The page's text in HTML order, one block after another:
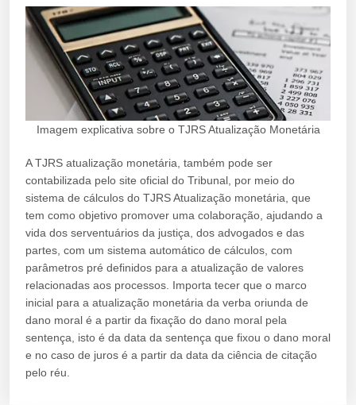
Imagem explicativa sobre o TJRS Atualização Monetária
A TJRS atualização monetária, também pode ser
contabilizada pelo site oficial do Tribunal, por meio do
sistema de cálculos do TJRS Atualização monetária, que
tem como objetivo promover uma colaboração, ajudando a
vida dos serventuários da justiça, dos advogados e das
partes, com um sistema automático de cálculos, com
parâmetros pré definidos para a atualização de valores
relacionadas aos processos. Importa tecer que o marco
inicial para a atualização monetária da verba oriunda de
dano moral é a partir da fixação do dano moral pela
sentença, isto é da data da sentença que fixou o dano moral
e no caso de juros é a partir da data da ciência de citação
pelo réu.